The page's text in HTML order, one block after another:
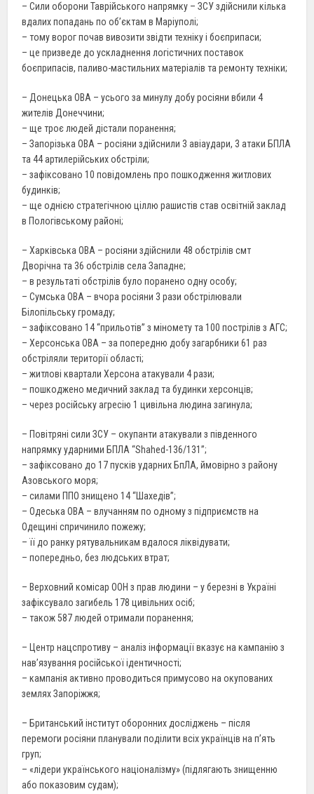
– Сили оборони Таврійського напрямку – ЗСУ здійснили кілька
вдалих попадань по об’єктам в Маріуполі;
– тому ворог почав вивозити звідти техніку і боєприпаси;
– це призведе до ускладнення логістичних поставок
боєприпасів, паливо-мастильних матеріалів та ремонту техніки;
– Донецька ОВА – усього за минулу добу росіяни вбили 4
жителів Донеччини;
– ще троє людей дістали поранення;
– Запорізька ОВА – росіяни здійснили 3 авіаудари, 3 атаки БПЛА
та 44 артилерійських обстріли;
– зафіксовано 10 повідомлень про пошкодження житлових
будинків;
– ще однією стратегічною ціллю рашистів став освітній заклад
в Пологівському районі;
– Харківська ОВА – росіяни здійснили 48 обстрілів смт
Дворічна та 36 обстрілів села Западне;
– в результаті обстрілів було поранено одну особу;
– Сумська ОВА – вчора росіяни 3 рази обстрілювали
Білопільську громаду;
– зафіксовано 14 “прильотів” з міномету та 100 пострілів з АГС;
– Херсонська ОВА – за попередню добу загарбники 61 раз
обстріляли території області;
– житлові квартали Херсона атакували 4 рази;
– пошкоджено медичний заклад та будинки херсонців;
– через російську агресію 1 цивільна людина загинула;
– Повітряні сили ЗСУ – окупанти атакували з південного
напрямку ударними БПЛА “Shahed-136/131”;
– зафіксовано до 17 пусків ударних БпЛА, ймовірно з району
Азовського моря;
– силами ППО знищено 14 “Шахедів”;
– Одеська ОВА – влучанням по одному з підприємств на
Одещині спричинило пожежу;
– її до ранку рятувальникам вдалося ліквідувати;
– попередньо, без людських втрат;
– Верховний комісар ООН з прав людини – у березні в Україні
зафіксувало загибель 178 цивільних осіб;
– також 587 людей отримали поранення;
– Центр нацспротиву – аналіз інформації вказує на кампанію з
нав’язування російської ідентичності;
– кампанія активно проводиться примусово на окупованих
землях Запоріжжя;
– Британський інститут оборонних досліджень – після
перемоги росіяни планували поділити всіх українців на пʼять
груп;
– «лідери українського націоналізму» (підлягають знищенню
або показовим судам);